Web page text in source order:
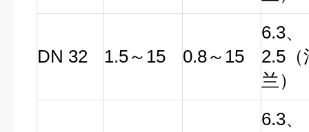
DN 32 1.5～15 0.8～15
6.3、
2.5（
兰）
6.3、